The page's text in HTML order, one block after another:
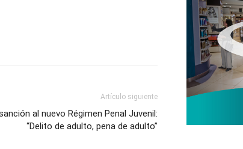
Artículo siguiente
al nuevo Régimen Penal Juvenil:
“Delito de adulto, pena de adulto”